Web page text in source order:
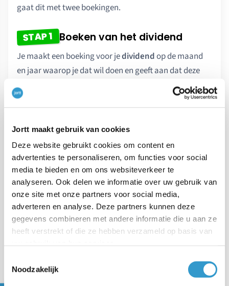
Jortt maakt gebruik van cookies
Deze website gebruikt cookies om content en
advertenties te personaliseren, om functies voor social
media te bieden en om ons websiteverkeer te
analyseren. Ook delen we informatie over uw gebruik van
onze site met onze partners voor social media,
adverteren en analyse. Deze partners kunnen deze
gegevens combineren met andere informatie die u aan ze
heeft verstrekt of die ze hebben verzameld op basis van
Noodzakelijk
gaat dit met twee boekingen.
STAP 1 Boeken van het dividend
Je maakt een boeking voor jedividendop de maand
en jaar waarop je dat wil doen en geeft aan dat deze
betaald is aan de
(schuld of tegoed
aan de aandeelhouder).
Ga naarBoekingenlinks in het hoofdmenu.
Klik op
Boeking. Er wordt een paneel geopend
voor een nieuwe boeking.
Kies als boeking soort Balans en als categorie
Dividenduitkering.
Voer zelf deOmschrijving,Datum,Totaalbedrag
incl. btwen hetTotaal aan btwin.